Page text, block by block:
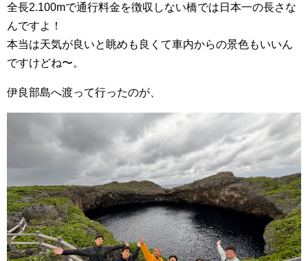
全長2.100mで通行料金を徴収しない橋では日本一の長さな
んですよ！
本当は天気が良いと眺めも良くて車内からの景色もいいん
ですけどね〜。
伊良部島へ渡って行ったのが、